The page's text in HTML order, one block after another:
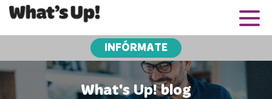
INFÓRMATE
What's Up! blog